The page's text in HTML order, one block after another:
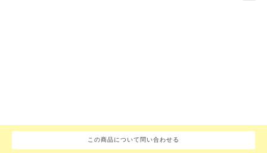
この商品について問い合わせる